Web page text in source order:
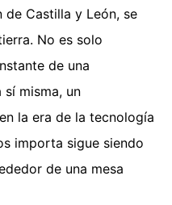
de Castilla y León, se
No es solo
de una
misma, un
la era de la tecnología
importa sigue siendo
de una mesa